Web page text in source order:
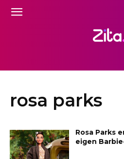
rosa parks
Rosa Parks
eigen